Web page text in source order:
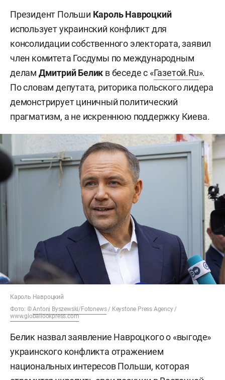
Президент Польши Кароль Навроцкий
использует украинский конфликт для
консолидации собственного электората, заявил
член комитета Госдумы по международным
делам Дмитрий Белик в беседе с «Газетой.Ru».
По словам депутата, риторика польского лидера
демонстрирует циничный политический
прагматизм, а не искреннюю поддержку Киева.
Кароль Навроцкий
Фото: ©Antoni Byszewski/Fotonews/ Keystone Press Agency /
www.globallookpress.com
Белик назвал заявление Навроцкого о «выгоде»
украинского конфликта отражением
национальных интересов Польши, которая